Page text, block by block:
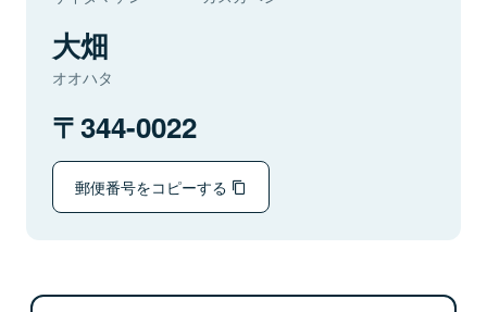
大畑
オオハタ
344-0022
郵便番号をコピーする